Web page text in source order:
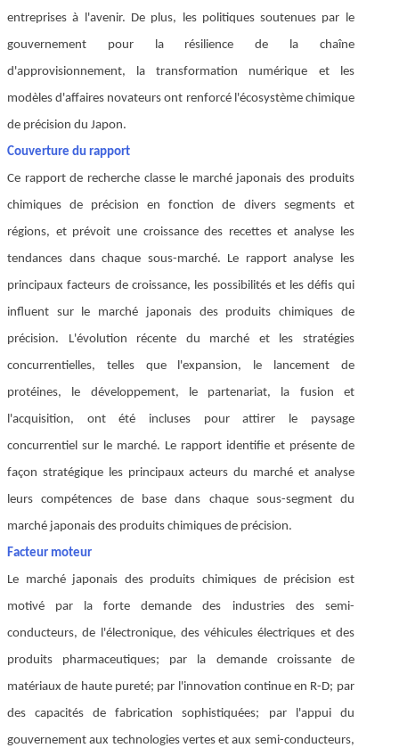
entreprises à l'avenir. De plus, les politiques soutenues par le
gouvernement pour la résilience de la chaîne
d'approvisionnement, la transformation numérique et les
modèles d'affaires novateurs ont renforcé l'écosystème chimique
de précision du Japon.
Couverture du rapport
Ce rapport de recherche classe le marché japonais des produits
chimiques de précision en fonction de divers segments et
régions, et prévoit une croissance des recettes et analyse les
tendances dans chaque sous-marché. Le rapport analyse les
principaux facteurs de croissance, les possibilités et les défis qui
influent sur le marché japonais des produits chimiques de
précision. L'évolution récente du marché et les stratégies
concurrentielles, telles que l'expansion, le lancement de
protéines, le développement, le partenariat, la fusion et
l'acquisition, ont été incluses pour attirer le paysage
concurrentiel sur le marché. Le rapport identifie et présente de
façon stratégique les principaux acteurs du marché et analyse
leurs compétences de base dans chaque sous-segment du
marché japonais des produits chimiques de précision.
Facteur moteur
Le marché japonais des produits chimiques de précision est
motivé par la forte demande des industries des semi-
conducteurs, de l'électronique, des véhicules électriques et des
produits pharmaceutiques; par la demande croissante de
matériaux de haute pureté; par l'innovation continue en R-D; par
des capacités de fabrication sophistiquées; par l'appui du
gouvernement aux technologies vertes et aux semi-conducteurs,